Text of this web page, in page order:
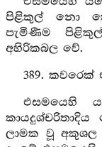
පිළිකුල් නො
පැමිණීම
අහිරිකබල වේ.
389.
එසමයෙහි
ලාමක වූ